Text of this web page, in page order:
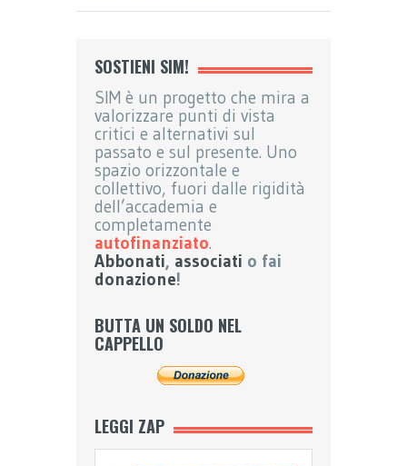
SOSTIENI SIM!
SIM è un progetto che mira a
valorizzare punti di vista
critici e alternativi sul
passato e sul presente. Uno
spazio orizzontale e
collettivo, fuori dalle rigidità
dell’accademia e
completamente
autofinanziato.
Abbonati, associati o fai
donazione!
BUTTA UN SOLDO NEL
CAPPELLO
LEGGI ZAP